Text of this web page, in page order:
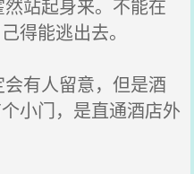
站起身来。不能在
得能逃出去。
有人留意，但是酒
小门，是直通酒店外